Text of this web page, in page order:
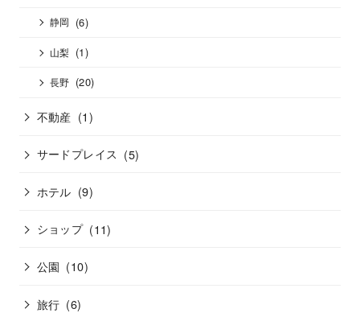
静岡 (6)
山梨 (1)
長野 (20)
不動産 (1)
サードプレイス (5)
ホテル (9)
ショップ (11)
公園 (10)
旅行 (6)